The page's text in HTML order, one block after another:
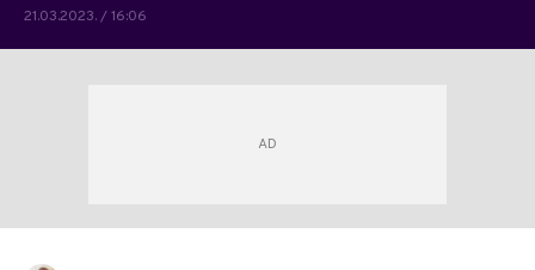
21.03.2023. / 16:06